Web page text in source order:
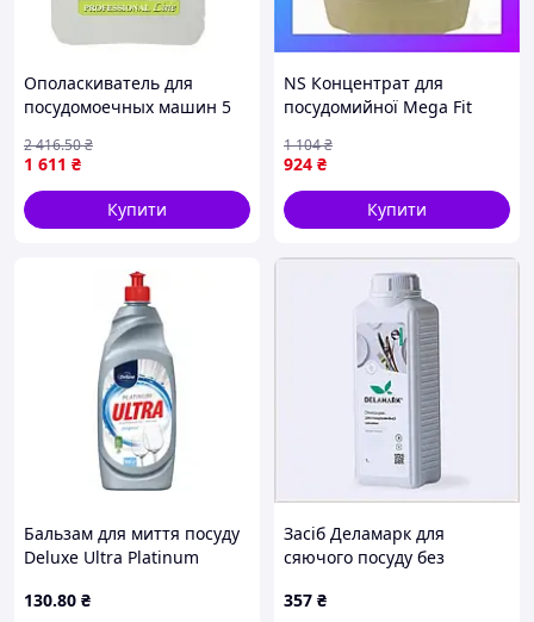
Ополаскиватель для
посудомоечных машин 5
блеска и защиты от налета
FLAME
1 611 ₴
2 416.50₴
Купити
NS Концентрат для
посудомийної Mega Fit
Nes22/Q
924 ₴
1 104₴
Купити
Бальзам для миття посуду
Deluxe Ultra Platinum
130.80 ₴
Засіб Деламарк для
сяючого посуду без
M8X253C476
357 ₴